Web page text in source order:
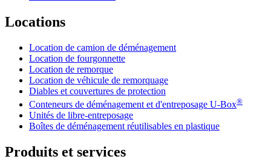
Locations
Location de camion de déménagement
Location de fourgonnette
Location de remorque
Location de véhicule de remorquage
Diables et couvertures de protection
Conteneurs de déménagement et d'entreposage U-Box®
Unités de libre-entreposage
Boîtes de déménagement réutilisables en plastique
Produits et services